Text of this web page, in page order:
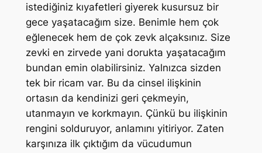
istediğiniz kıyafetleri giyerek kusursuz bir
gece yaşatacağım size. Benimle hem çok
eğlenecek hem de çok zevk alçaksınız. Size
zevki en zirvede yani dorukta yaşatacağım
bundan emin olabilirsiniz. Yalnızca sizden
tek bir ricam var. Bu da cinsel ilişkinin
ortasın da kendinizi geri çekmeyin,
utanmayın ve korkmayın. Çünkü bu ilişkinin
rengini solduruyor, anlamını yitiriyor. Zaten
karşınıza ilk çıktığım da vücudumun